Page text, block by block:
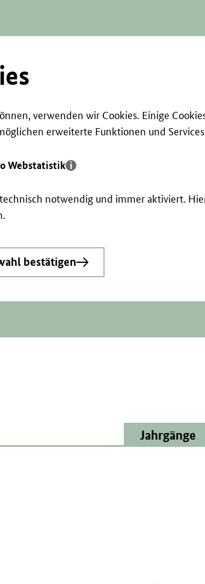
verwenden wir Cookies. Einige
erweiterte Funktionen und
Webstatistik
notwendig und immer aktiviert.
bestätigen
Jahrgänge